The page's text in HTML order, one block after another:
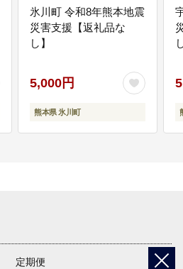
氷川町 令和8年熊本地震
災害支援【返礼品な
し】
5,000円
熊本県 氷川町
定期便